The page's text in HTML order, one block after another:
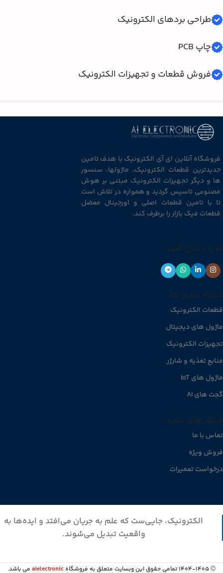
طراحی بردهای الکترونیک
چاپ PCB
فروش قطعات و تجهیزات الکترونیک
فروشگاه آنلاین ای آی الکترونیک با هدف تامین
جدیدترین قطعات الکترونیک، ماژولها، سنسور
ها و دیگر تجهیزات الکترونیک مبتنی بر هوش
مصنوعی تاسیس گردید و همواره در تلاش است
تا با تامین قطعات اصلی و اورجینال معضل
قطعات فیک بازار را برطرف کند.
ما را دنبال کنید :
دسته بندی ها
قطعات الکترونیک
ماژول های دیجیتال
تجهیزات الکترونیک
منابع تغذیه و شارژر
ماژول های IoT
گجت های AI
لینک های مفید
تماس با ما
فروش ویژه
درخواست تعمیرات
الکترونیک، جایی‌ست که علم به جریان می‌افتد و ایده‌ها به
واقعیت تبدیل می‌شوند.
1404-1405 تمامی حقوق این وبسایت متعلق به فروشگاه aielectronic می باشد.